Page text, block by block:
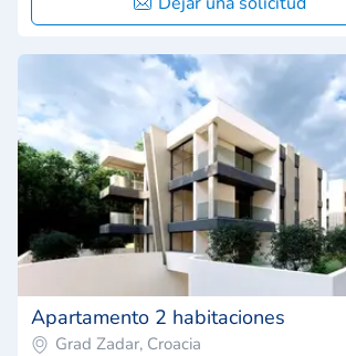
Apartamento 2 habitaciones
Grad Zadar, Croacia